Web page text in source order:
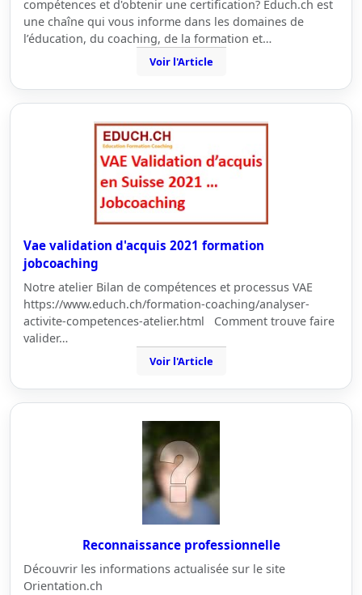
compétences et d'obtenir une certification? Educh.ch est
une chaîne qui vous informe dans les domaines de
l’éducation, du coaching, de la formation et…
Voir l'Article
Vae validation d'acquis 2021 formation
jobcoaching
Notre atelier Bilan de compétences et processus VAE
https://www.educh.ch/formation-coaching/analyser-
activite-competences-atelier.html Comment trouve faire
valider…
Voir l'Article
Reconnaissance professionnelle
Découvrir les informations actualisée sur le site
Orientation.ch